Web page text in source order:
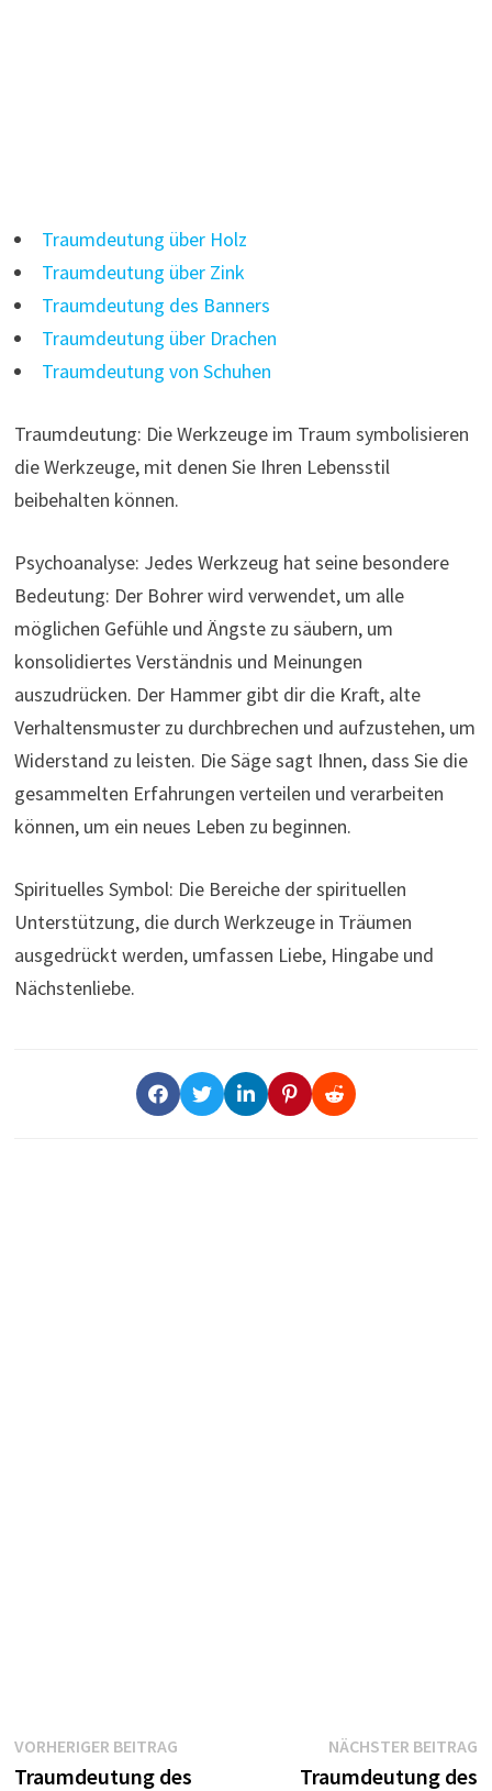
Traumdeutung über Holz
Traumdeutung über Zink
Traumdeutung des Banners
Traumdeutung über Drachen
Traumdeutung von Schuhen
Traumdeutung: Die Werkzeuge im Traum symbolisieren
die Werkzeuge, mit denen Sie Ihren Lebensstil
beibehalten können.
Psychoanalyse: Jedes Werkzeug hat seine besondere
Bedeutung: Der Bohrer wird verwendet, um alle
möglichen Gefühle und Ängste zu säubern, um
konsolidiertes Verständnis und Meinungen
auszudrücken. Der Hammer gibt dir die Kraft, alte
Verhaltensmuster zu durchbrechen und aufzustehen, um
Widerstand zu leisten. Die Säge sagt Ihnen, dass Sie die
gesammelten Erfahrungen verteilen und verarbeiten
können, um ein neues Leben zu beginnen.
Spirituelles Symbol: Die Bereiche der spirituellen
Unterstützung, die durch Werkzeuge in Träumen
ausgedrückt werden, umfassen Liebe, Hingabe und
Nächstenliebe.
Beitragsnavigation
VORHERIGER BEITRAGVorheriger
Beitrag:
Traumdeutung des
NÄCHSTER BEITRAG
Traumdeutung des